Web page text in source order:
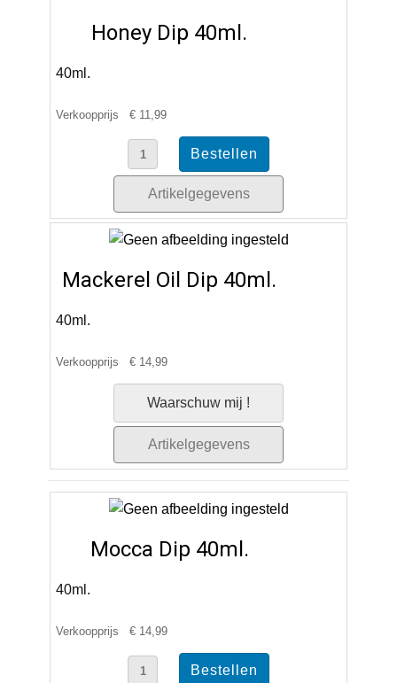
Honey Dip 40ml.
40ml.
Verkoopprijs € 11,99
Artikelgegevens
Mackerel Oil Dip 40ml.
40ml.
Verkoopprijs € 14,99
Waarschuw mij !
Artikelgegevens
Mocca Dip 40ml.
40ml.
Verkoopprijs € 14,99